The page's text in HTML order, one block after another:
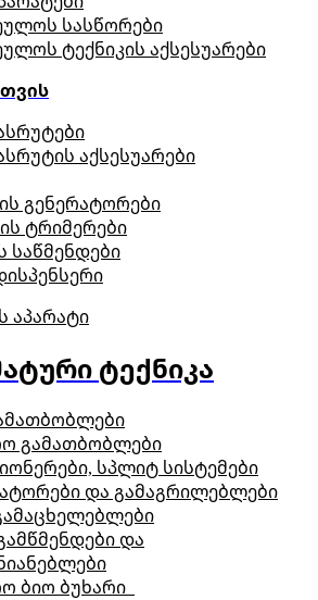
სასწორები
ტექნიკის აქსესუარები
აქსესუარები
გენერატორები
ტრიმერები
საწმენდები
აპარატი
ტექნიკა
გამათბობლები
სპლიტ სისტემები
და გამაგრილებლები
და
ბიო ბუხარი